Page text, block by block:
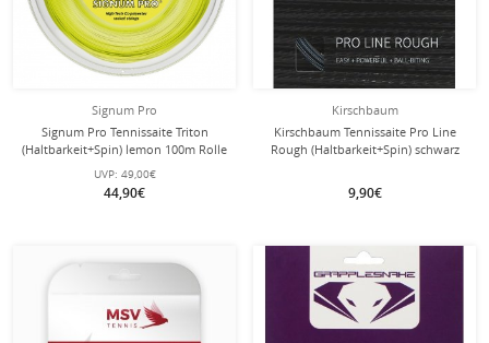
Signum Pro
Signum Pro Tennissaite Triton
(Haltbarkeit+Spin) lemon 100m Rolle
UVP: 49,00€
44,90€
Kirschbaum
Kirschbaum Tennissaite Pro Line
Rough (Haltbarkeit+Spin) schwarz
9,90€